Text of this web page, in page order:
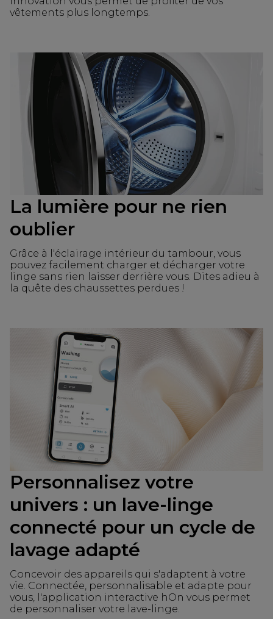
vêtements plus longtemps.
La lumière pour ne rien
oublier
Grâce à l'éclairage intérieur du tambour, vous
pouvez facilement charger et décharger votre
linge sans rien laisser derrière vous. Dites adieu à
la quête des chaussettes perdues !
Personnalisez votre
univers : un lave-linge
connecté pour un cycle de
lavage adapté
Concevoir des appareils qui s'adaptent à votre
vie. Connectée, personnalisable et adapte pour
vous, l'application interactive hOn vous permet
de personnaliser votre lave-linge.